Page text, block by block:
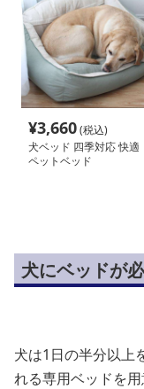
¥3,660(税込)
犬ベッド 四季対応 快適
ペットベッド
犬にベッドが
犬は1日の半分以上
れる専用ベッドを